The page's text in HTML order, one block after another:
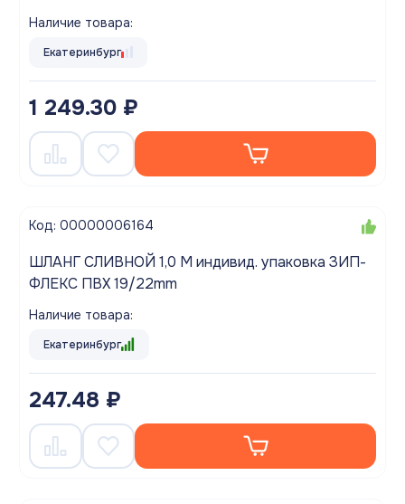
Наличие товара:
Екатеринбург
1 249.30 ₽
Код: 00000006164
ШЛАНГ СЛИВНОЙ 1,0 М индивид. упаковка ЗИП-
ФЛЕКС ПВХ 19/22mm
Наличие товара:
Екатеринбург
247.48 ₽